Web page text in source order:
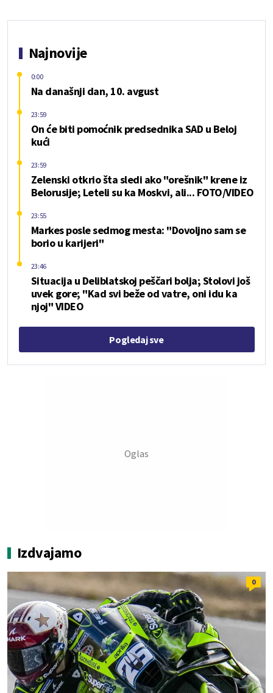
Najnovije
Na današnji dan, 10. avgust
0:00
On će biti pomoćnik predsednika SAD u Beloj
kući
23:59
Zelenski otkrio šta sledi ako "orešnik" krene iz
Belorusije; Leteli su ka Moskvi, ali... FOTO/VIDEO
23:59
Markes posle sedmog mesta: "Dovoljno sam se
borio u karijeri"
23:55
Situacija u Deliblatskoj peščari bolja; Stolovi još
uvek gore; "Kad svi beže od vatre, oni idu ka
njoj" VIDEO
23:46
Pogledaj sve
Izdvajamo
0